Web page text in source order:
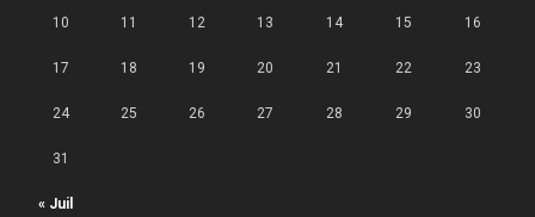
« Juil
10 11 12 13 14 15 16
17 18 19 20 21 22 23
24 25 26 27 28 29 30
31